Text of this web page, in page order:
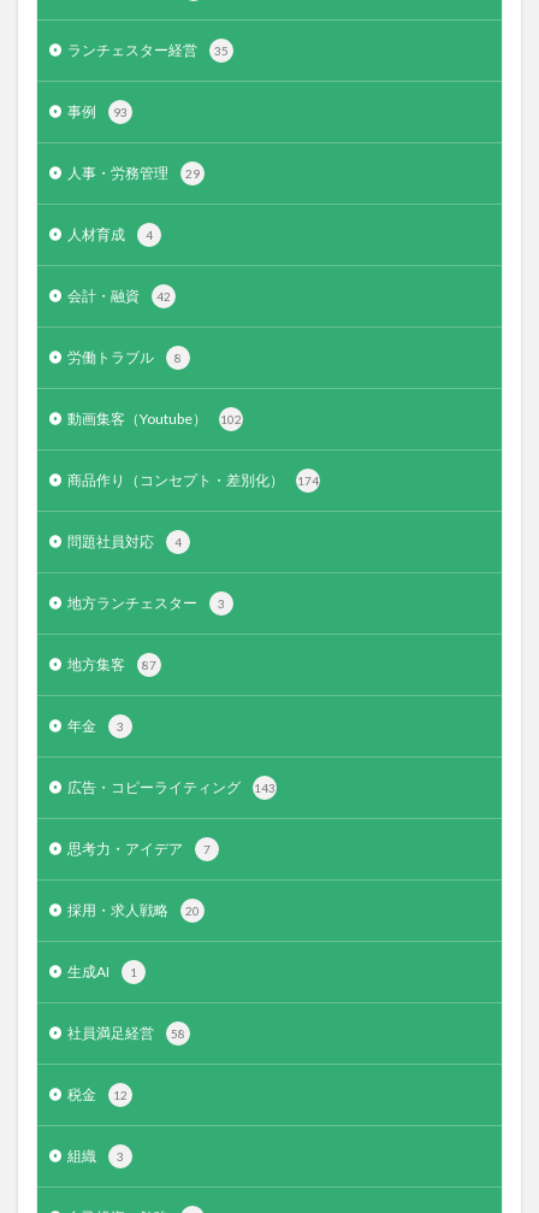
ランチェスター経営 35
事例 93
人事・労務管理 29
人材育成 4
会計・融資 42
労働トラブル 8
動画集客（Youtube） 102
商品作り（コンセプト・差別化） 174
問題社員対応 4
地方ランチェスター 3
地方集客 87
年金 3
広告・コピーライティング 143
思考力・アイデア 7
採用・求人戦略 20
生成AI 1
社員満足経営 58
税金 12
組織 3